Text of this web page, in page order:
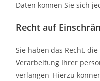
Daten können Sie sich
Recht auf
Sie haben das Recht,
Verarbeitung Ihrer
verlangen. Hierzu